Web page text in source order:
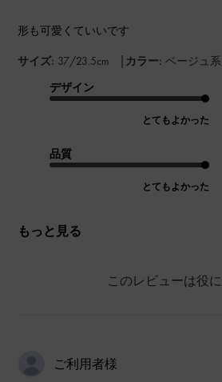
形も可愛くていいです
サイズ: 37/23.5cm | カラー: ベージュ系
デザイン
とてもよかった
品質
とてもよかった
もっと見る
このレビューは役
ご利用者様